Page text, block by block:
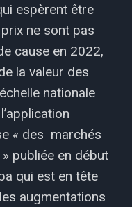
espèrent être
ne sont pas
cause en 2022,
la valeur des
nationale
« des marchés
publiée en début
qui est en tête
augmentations